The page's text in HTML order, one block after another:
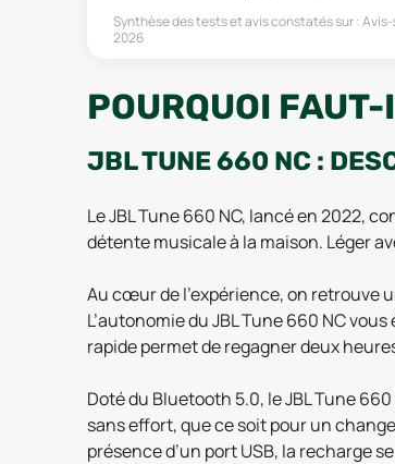
Synthèse des tests et avis constatés sur :Avis-
2026
POURQUOI
JBL TUNE 660 NC :
Le JBL Tune 660 NC, lancé en 2022,
détente musicale à la maison. Léger
Au cœur de l’expérience, on retrouve
L’autonomie du JBL Tune 660 NC
rapide permet de regagner deux
Doté du Bluetooth 5.0, le JBL Tune
sans effort, que ce soit pour un
présence d’un port USB, la recharge